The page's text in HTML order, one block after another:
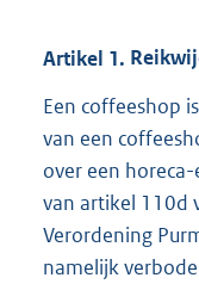
Artikel 1.
Een coffeeshop
van een
over een
van artikel 110d
Verordening
namelijk